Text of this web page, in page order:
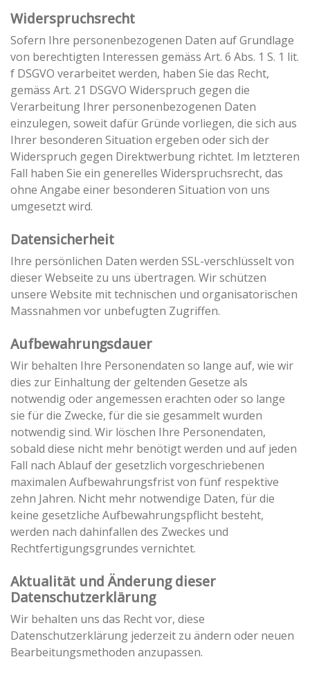
Widerspruchsrecht
Sofern Ihre personenbezogenen Daten auf Grundlage
von berechtigten Interessen gemäss Art. 6 Abs. 1 S. 1 lit.
f DSGVO verarbeitet werden, haben Sie das Recht,
gemäss Art. 21 DSGVO Widerspruch gegen die
Verarbeitung Ihrer personenbezogenen Daten
einzulegen, soweit dafür Gründe vorliegen, die sich aus
Ihrer besonderen Situation ergeben oder sich der
Widerspruch gegen Direktwerbung richtet. Im letzteren
Fall haben Sie ein generelles Widerspruchsrecht, das
ohne Angabe einer besonderen Situation von uns
umgesetzt wird.
Datensicherheit
Ihre persönlichen Daten werden SSL-verschlüsselt von
dieser Webseite zu uns übertragen. Wir schützen
unsere Website mit technischen und organisatorischen
Massnahmen vor unbefugten Zugriffen.
Aufbewahrungsdauer
Wir behalten Ihre Personendaten so lange auf, wie wir
dies zur Einhaltung der geltenden Gesetze als
notwendig oder angemessen erachten oder so lange
sie für die Zwecke, für die sie gesammelt wurden
notwendig sind. Wir löschen Ihre Personendaten,
sobald diese nicht mehr benötigt werden und auf jeden
Fall nach Ablauf der gesetzlich vorgeschriebenen
maximalen Aufbewahrungsfrist von fünf respektive
zehn Jahren. Nicht mehr notwendige Daten, für die
keine gesetzliche Aufbewahrungspflicht besteht,
werden nach dahinfallen des Zweckes und
Rechtfertigungsgrundes vernichtet.
Aktualität und Änderung dieser
Datenschutzerklärung
Wir behalten uns das Recht vor, diese
Datenschutzerklärung jederzeit zu ändern oder neuen
Bearbeitungsmethoden anzupassen.